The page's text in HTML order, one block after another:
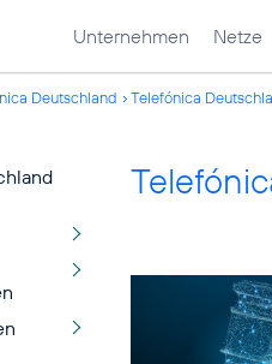
Unternehmen Netze
Deutschland Telefónica